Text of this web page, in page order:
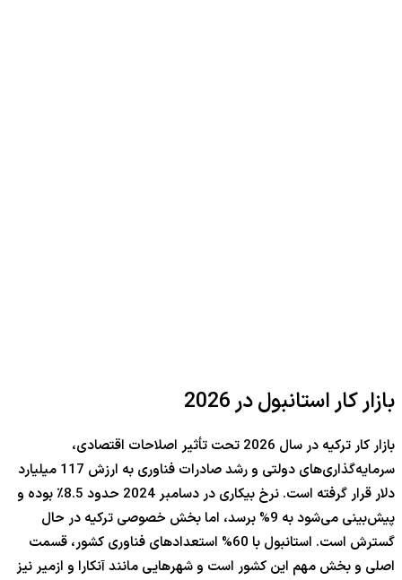
بازار کار استانبول در 2026
بازار کار ترکیه در سال 2026 تحت تأثیر اصلاحات اقتصادی،
سرمایه‌گذاری‌های دولتی و رشد صادرات فناوری به ارزش 117 میلیارد
دلار قرار گرفته است. نرخ بیکاری در دسامبر 2024 حدود 8.5٪ بوده و
پیش‌بینی می‌شود به 9% برسد، اما بخش خصوصی ترکیه در حال
گسترش است. استانبول با 60% استعدادهای فناوری کشور، قسمت
اصلی و بخش مهم این کشور است و شهرهایی مانند آنکارا و ازمیر نیز